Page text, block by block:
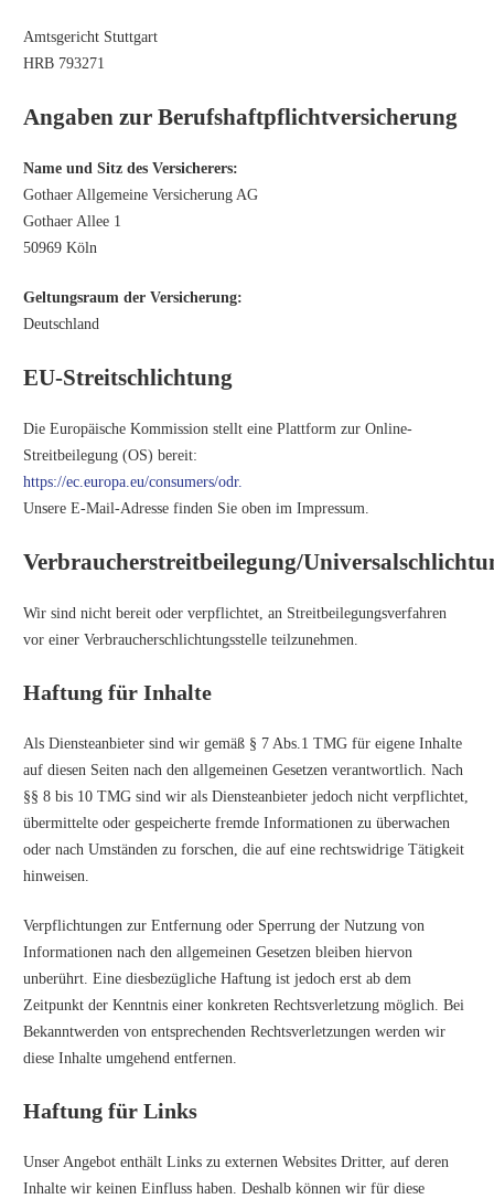
Amtsgericht Stuttgart
HRB 793271
Angaben zur Berufshaftpflichtversicherung
Name und Sitz des Versicherers:
Gothaer Allgemeine Versicherung AG
Gothaer Allee 1
50969 Köln
Geltungsraum der Versicherung:
Deutschland
EU-Streitschlichtung
Die Europäische Kommission stellt eine Plattform zur Online-
Streitbeilegung (OS) bereit:
https://ec.europa.eu/consumers/odr.
Unsere E-Mail-Adresse finden Sie oben im Impressum.
Verbraucherstreitbeilegung/
Wir sind nicht bereit oder verpflichtet, an Streitbeilegungsverfahren
vor einer Verbraucherschlichtungsstelle teilzunehmen.
Haftung für Inhalte
Als Diensteanbieter sind wir gemäß § 7 Abs.1 TMG für eigene Inhalte
auf diesen Seiten nach den allgemeinen Gesetzen verantwortlich. Nach
§§ 8 bis 10 TMG sind wir als Diensteanbieter jedoch nicht verpflichtet,
übermittelte oder gespeicherte fremde Informationen zu überwachen
oder nach Umständen zu forschen, die auf eine rechtswidrige Tätigkeit
hinweisen.
Verpflichtungen zur Entfernung oder Sperrung der Nutzung von
Informationen nach den allgemeinen Gesetzen bleiben hiervon
unberührt. Eine diesbezügliche Haftung ist jedoch erst ab dem
Zeitpunkt der Kenntnis einer konkreten Rechtsverletzung möglich. Bei
Bekanntwerden von entsprechenden Rechtsverletzungen werden wir
diese Inhalte umgehend entfernen.
Haftung für Links
Unser Angebot enthält Links zu externen Websites Dritter, auf deren
Inhalte wir keinen Einfluss haben. Deshalb können wir für diese